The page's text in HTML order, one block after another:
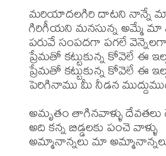
మరియాదలగిరి దాటని నాన్నే
గిరిగీయని మనసున్న అమ్మే
పరువే సంపదగా పగలే వెన్నెలగా
ప్రేమతో కట్టుకున్న కోవెలే ఈ
ప్రేమతో కట్టుకున్న కోవెలే ఈ
పెరిగినాము మీ నీడన
అమృతం తాగినవాళ్ళు దేవతలు
అది కన్న బిడ్డలకు పంచె వాళ్ళు
అమ్మానాన్నలు మా